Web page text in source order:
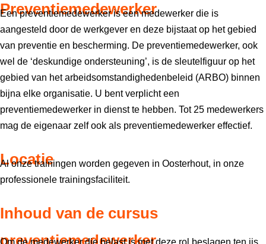
Preventiemedewerker
Een preventiemedewerker is een medewerker die is
aangesteld door de werkgever en deze bijstaat op het gebied
van preventie en bescherming. De preventiemedewerker, ook
wel de ‘deskundige ondersteuning’, is de sleutelfiguur op het
gebied van het arbeidsomstandighedenbeleid (ARBO) binnen
bijna elke organisatie. U bent verplicht een
preventiemedewerker in dienst te hebben. Tot 25 medewerkers
mag de eigenaar zelf ook als preventiemedewerker effectief.
Locatie
Al onze trainingen worden gegeven in Oosterhout, in onze
professionele trainingsfaciliteit.
Inhoud van de cursus